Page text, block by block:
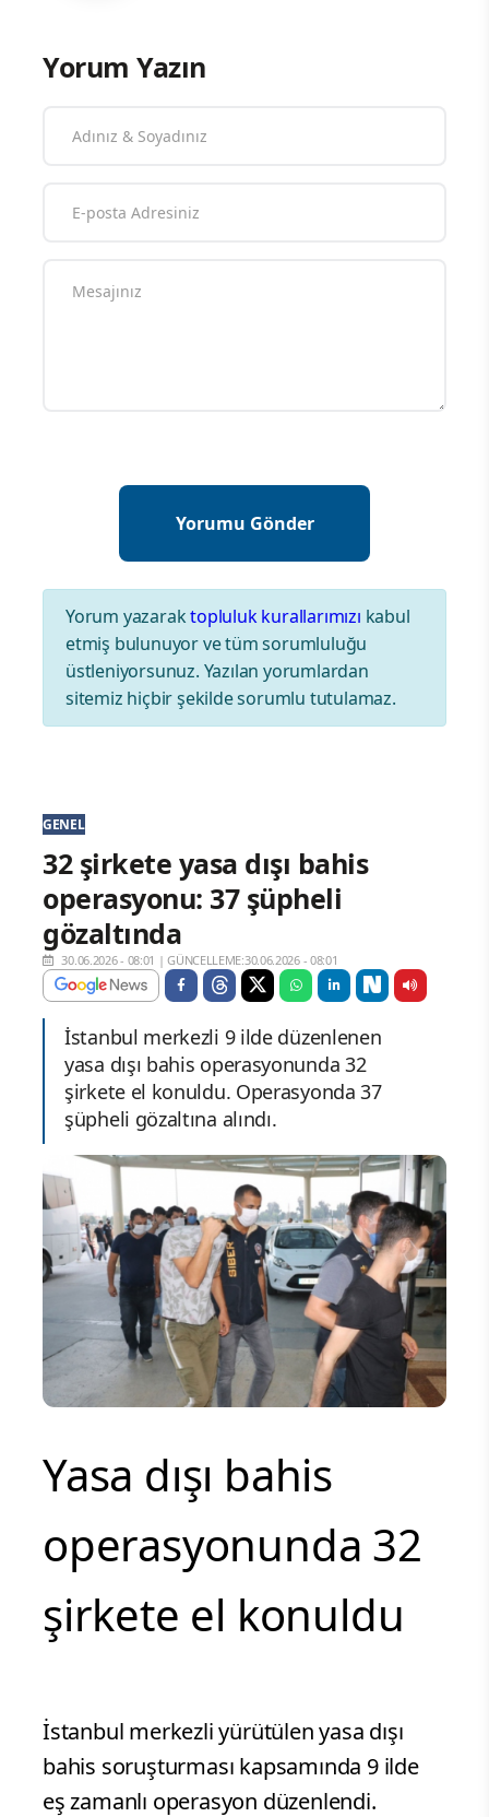
Yorum Yazın
Yorum yazaraktopluluk kurallarımızı kabul
etmiş bulunuyor ve tüm sorumluluğu
üstleniyorsunuz. Yazılan yorumlardan
sitemiz hiçbir şekilde sorumlu tutulamaz.
GENEL
32 şirkete yasa dışı bahis
operasyonu: 37 şüpheli
gözaltında
30.06.2026 - 08:01 |GÜNCELLEME:30.06.2026 - 08:01
İstanbul merkezli 9 ilde düzenlenen
yasa dışı bahis operasyonunda 32
şirkete el konuldu. Operasyonda 37
şüpheli gözaltına alındı.
Yasa dışı bahis
operasyonunda 32
şirkete el konuldu
İstanbul merkezli yürütülen yasa dışı
bahis soruşturması kapsamında 9 ilde
eş zamanlı operasyon düzenlendi.